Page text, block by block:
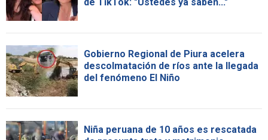
Gobierno Regional de Piura acelera
descolmatación de ríos ante la llegada
del fenómeno El Niño
Niña peruana de 10 años es rescatada